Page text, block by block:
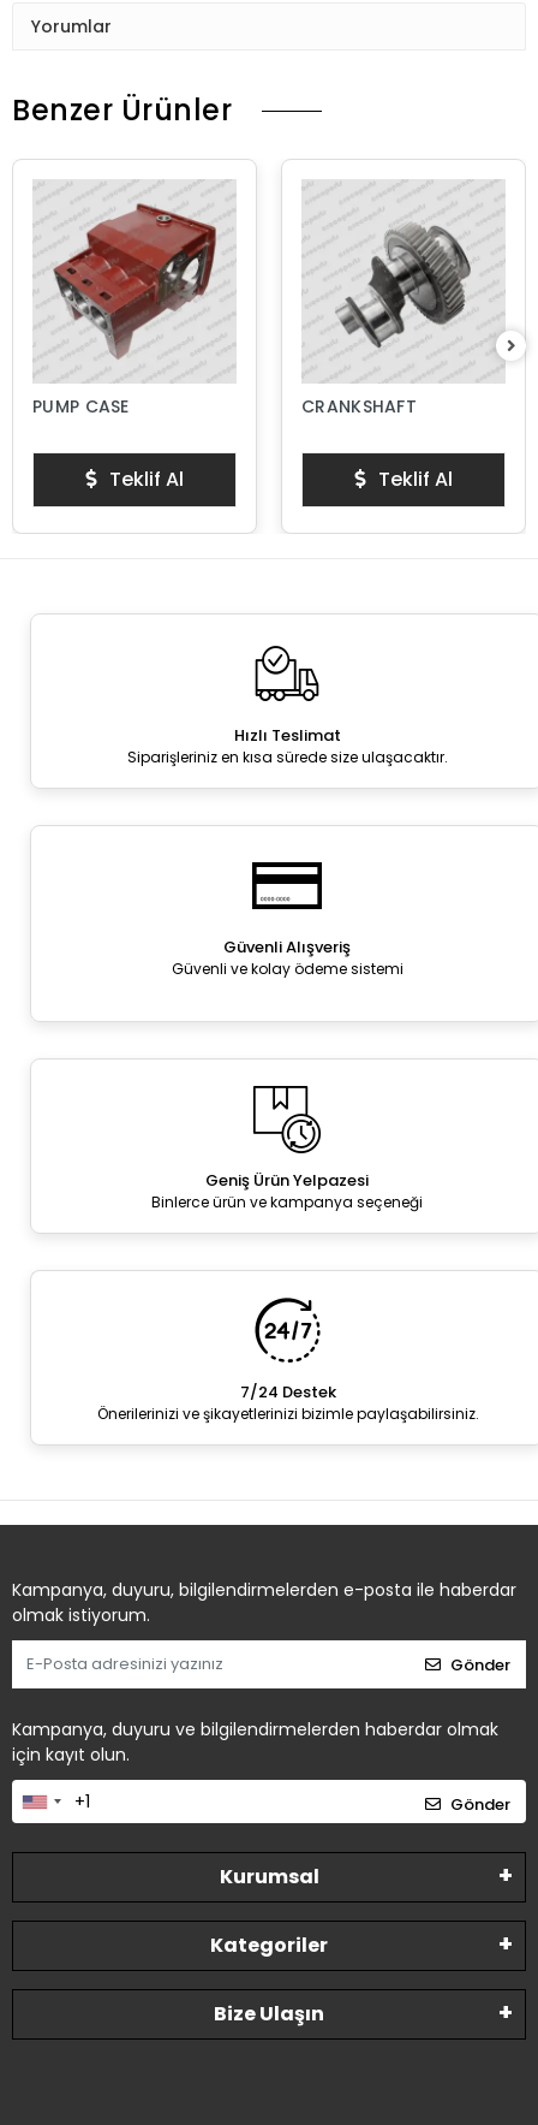
Yorumlar
Benzer Ürünler
PUMP CASE
Teklif Al
CRANKSHAFT
Teklif Al
Hızlı Teslimat
Siparişleriniz en kısa sürede size ulaşacaktır.
Güvenli Alışveriş
Güvenli ve kolay ödeme sistemi
Geniş Ürün Yelpazesi
Binlerce ürün ve kampanya seçeneği
7/24 Destek
Önerilerinizi ve şikayetlerinizi bizimle paylaşabilirsiniz.
Kampanya, duyuru, bilgilendirmelerden e-posta ile haberdar
olmak istiyorum.
Gönder
Kampanya, duyuru ve bilgilendirmelerden haberdar olmak
için kayıt olun.
Gönder
Kurumsal
Kategoriler
Bize Ulaşın